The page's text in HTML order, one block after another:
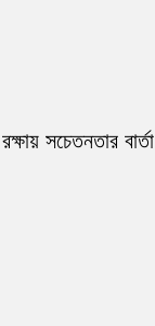
সচেতনতার বার্তা